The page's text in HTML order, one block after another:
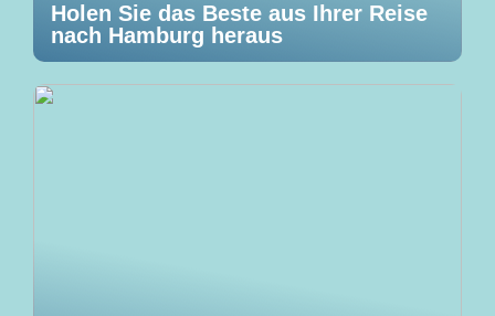
Holen Sie das Beste aus Ihrer Reise
nach Hamburg heraus